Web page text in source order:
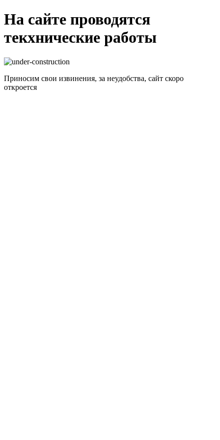
На сайте проводятся
текхнические работы
Приносим свои извинения, за неудобства, сайт скоро
откроется